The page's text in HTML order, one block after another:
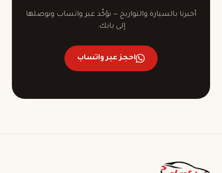
أخبرنا بالسيارة والتواريخ — نؤكّد عبر واتساب ونوصلها
إلى بابك.
احجز عبر واتساب